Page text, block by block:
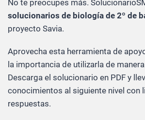
No te preocupes más.
solucionarios de biología de 2º de
proyecto Savia.
Aprovecha esta herramienta de
la importancia de utilizarla de
Descarga el solucionario en PDF y
conocimientos al siguiente nivel con
respuestas.